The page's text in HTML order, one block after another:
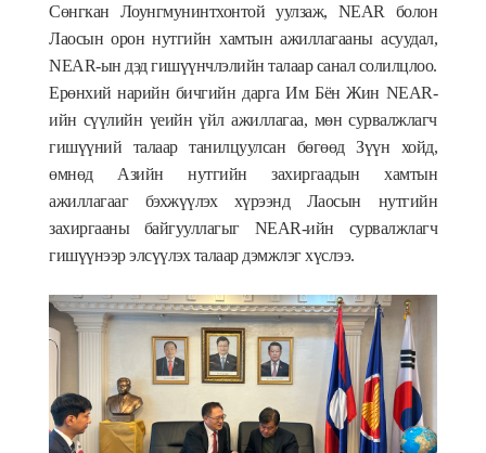
Сөнгкан Лоунгмунинтхонтой уулзаж, NEAR болон
Лаосын орон нутгийн хамтын ажиллагааны асуудал,
NEAR-ын дэд гишүүнчлэлийн талаар санал солилцлоо.
Ерөнхий нарийн бичгийн дарга Им Бён Жин NEAR-
ийн сүүлийн үеийн үйл ажиллагаа, мөн сурвалжлагч
гишүүний талаар танилцуулсан бөгөөд Зүүн хойд,
өмнөд Азийн нутгийн захиргаадын хамтын
ажиллагааг бэхжүүлэх хүрээнд Лаосын нутгийн
захиргааны байгууллагыг NEAR-ийн сурвалжлагч
гишүүнээр элсүүлэх талаар дэмжлэг хүслээ.